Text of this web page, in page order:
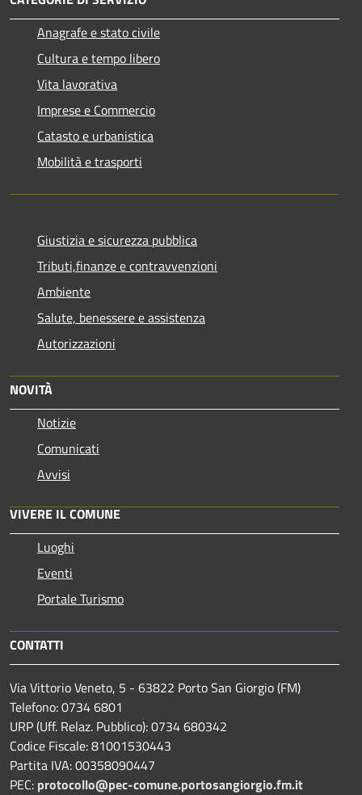
Anagrafe e stato civile
Cultura e tempo libero
Vita lavorativa
Imprese e Commercio
Catasto e urbanistica
Mobilità e trasporti
Giustizia e sicurezza pubblica
Tributi,finanze e contravvenzioni
Ambiente
Salute, benessere e assistenza
Autorizzazioni
NOVITÀ
Notizie
Comunicati
Avvisi
VIVERE IL COMUNE
Luoghi
Eventi
Portale Turismo
CONTATTI
Via Vittorio Veneto, 5 - 63822 Porto San Giorgio (FM)
Telefono: 0734 6801
URP (Uff. Relaz. Pubblico): 0734 680342
Codice Fiscale: 81001530443
Partita IVA: 00358090447
PEC: protocollo@pec-comune.portosangiorgio.fm.it